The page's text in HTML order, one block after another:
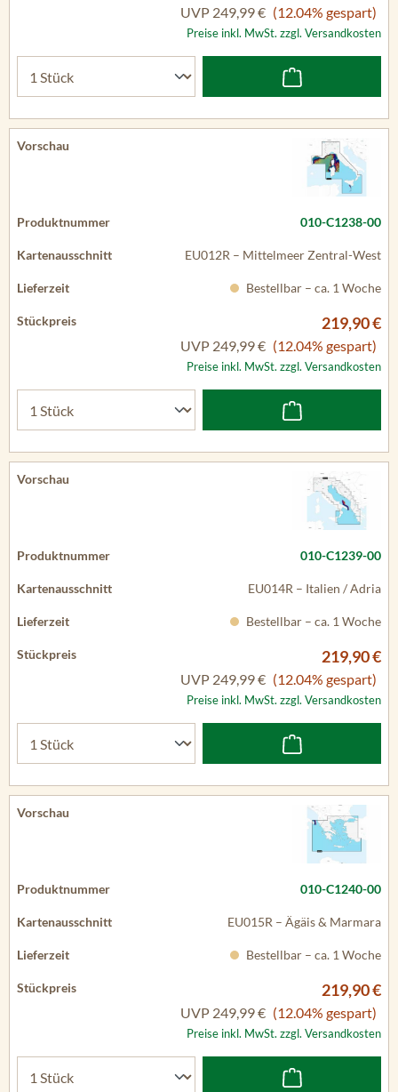
UVP 249,99 € (12.04% gespart)
Preise inkl. MwSt. zzgl. Versandkosten
010-C1238-00
EU012R – Mittelmeer Zentral-West
Bestellbar – ca. 1 Woche
219,90 €
UVP 249,99 € (12.04% gespart)
Preise inkl. MwSt. zzgl. Versandkosten
010-C1239-00
EU014R – Italien / Adria
Bestellbar – ca. 1 Woche
219,90 €
UVP 249,99 € (12.04% gespart)
Preise inkl. MwSt. zzgl. Versandkosten
010-C1240-00
EU015R – Ägäis & Marmara
Bestellbar – ca. 1 Woche
219,90 €
UVP 249,99 € (12.04% gespart)
Preise inkl. MwSt. zzgl. Versandkosten